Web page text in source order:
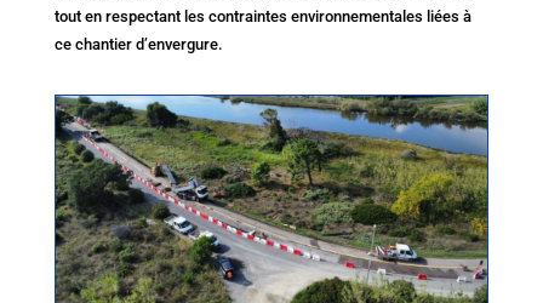
tout en respectant les contraintes environnementales liées à
ce chantier d’envergure.